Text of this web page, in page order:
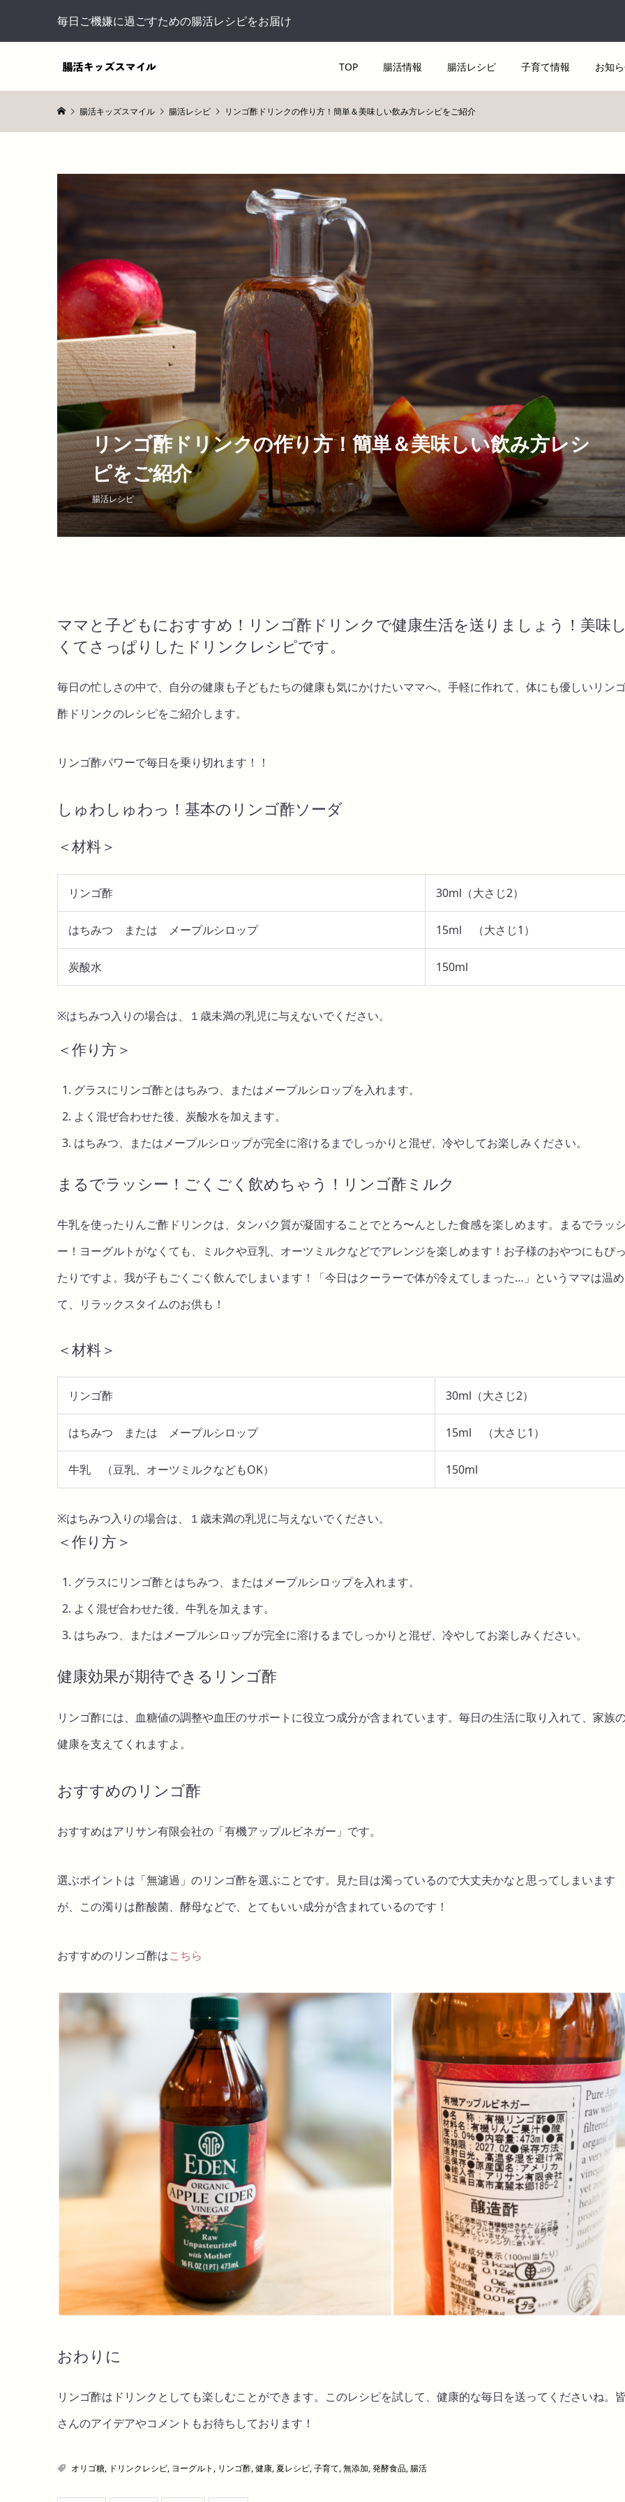
毎日ご機嫌に過ごすための腸活レシピをお届け
TOP 腸活情報 腸活レシピ 子育て情報 お知
腸活キッズスマイル 腸活レシピ リンゴ酢ドリンクの作り方！簡単＆美味しい飲み方レシピをご紹介
リンゴ酢ドリンクの作り方！簡単＆美味しい飲み方レシ
ピをご紹介
腸活レシピ
ママと子どもにおすすめ！リンゴ酢ドリンクで健康生活を送りましょう！美味
くてさっぱりしたドリンクレシピです。
毎日の忙しさの中で、自分の健康も子どもたちの健康も気にかけたいママへ。手軽に作れて、体にも優しいリン
酢ドリンクのレシピをご紹介します。
リンゴ酢パワーで毎日を乗り切れます！！
しゅわしゅわっ！基本のリンゴ酢ソーダ
＜材料＞
リンゴ酢 30ml（大さじ2）
はちみつ または メープルシロップ 15ml （大さじ1）
炭酸水 150ml
※はちみつ入りの場合は、１歳未満の乳児に与えないでください。
＜作り方＞
グラスにリンゴ酢とはちみつ、またはメープルシロップを入れます。
よく混ぜ合わせた後、炭酸水を加えます。
はちみつ、またはメープルシロップが完全に溶けるまでしっかりと混ぜ、冷やしてお楽しみください。
まるでラッシー！ごくごく飲めちゃう！リンゴ酢ミルク
牛乳を使ったりんご酢ドリンクは、タンパク質が凝固することでとろ〜んとした食感を楽しめます。まるでラッ
ー！ヨーグルトがなくても、ミルクや豆乳、オーツミルクなどでアレンジを楽しめます！お子様のおやつにもぴ
たりですよ。我が子もごくごく飲んでしまいます！「今日はクーラーで体が冷えてしまった…」というママは温め
て、リラックスタイムのお供も！
＜材料＞
リンゴ酢 30ml（大さじ2）
はちみつ または メープルシロップ 15ml （大さじ1）
牛乳 （豆乳、オーツミルクなどもOK） 150ml
※はちみつ入りの場合は、１歳未満の乳児に与えないでください。
＜作り方＞
グラスにリンゴ酢とはちみつ、またはメープルシロップを入れます。
よく混ぜ合わせた後、牛乳を加えます。
はちみつ、またはメープルシロップが完全に溶けるまでしっかりと混ぜ、冷やしてお楽しみください。
健康効果が期待できるリンゴ酢
リンゴ酢には、血糖値の調整や血圧のサポートに役立つ成分が含まれています。毎日の生活に取り入れて、家族
健康を支えてくれますよ。
おすすめのリンゴ酢
おすすめはアリサン有限会社の「有機アップルビネガー」です。
選ぶポイントは「無濾過」のリンゴ酢を選ぶことです。見た目は濁っているので大丈夫かなと思ってしまいます
が、この濁りは酢酸菌、酵母などで、とてもいい成分が含まれているのです！
おすすめのリンゴ酢はこちら
おわりに
リンゴ酢はドリンクとしても楽しむことができます。このレシピを試して、健康的な毎日を送ってくださいね。
さんのアイデアやコメントもお待ちしております！
オリゴ糖, ドリンクレシピ, ヨーグルト , リンゴ酢,健康,夏レシピ,子育て,無添加,発酵食品, 腸活